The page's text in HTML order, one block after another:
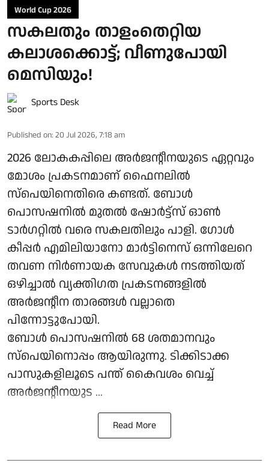
World Cup 2026
സകലതും താളംതെറ്റിയ
കലാശക്കൊട്ട്; വീണുപോയി
മെസിയും!
Sports Desk
Published on: 20 Jul 2026, 7:18 am
2026 ലോകകപ്പിലെ അർജന്റീനയുടെ ഏറ്റവും
മോശം പ്രകടനമാണ് ഫൈനലിൽ
സ്‌പെയിനെതിരെ കണ്ടത്. ബോൾ
പൊസഷനിൽ മുതൽ ഷോർട്ട്‌സ് ഓൺ
ടാർഗറ്റിൽ വരെ സകലതിലും പാളി. ഗോൾ
കീപ്പർ എമിലിയാനോ മാർട്ടിനെസ് ഒന്നിലേറെ
തവണ നിർണായക സേവുകൾ നടത്തിയത്
ഒഴിച്ചാൽ വ്യക്തിഗത പ്രകടനങ്ങളിൽ
അർജന്റീന താരങ്ങൾ വല്ലാതെ
പിന്നോട്ടുപോയി.
ബോൾ പൊസഷനിൽ 68 ശതമാനവും
സ്‌പെയിനൊപ്പം ആയിരുന്നു. ടിക്കിടാക്ക
പാസുകളിലൂടെ പന്ത് കൈവശം വെച്ച്
അർജന്റീനയുട ...
Read More